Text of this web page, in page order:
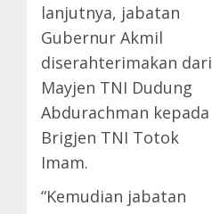
lanjutnya, jabatan
Gubernur Akmil
diserahterimakan dari
Mayjen TNI Dudung
Abdurachman kepada
Brigjen TNI Totok
Imam.
“Kemudian jabatan